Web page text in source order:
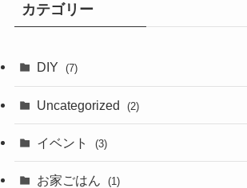
カテゴリー
DIY (7)
Uncategorized (2)
イベント (3)
お家ごはん (1)